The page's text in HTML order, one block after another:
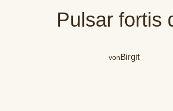
Pulsar fortis
vonBirgit